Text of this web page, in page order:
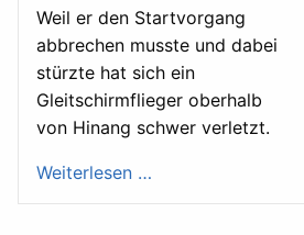
Weil er den Startvorgang
abbrechen musste und dabei
stürzte hat sich ein
Gleitschirmflieger oberhalb
von Hinang schwer verletzt.
Weiterlesen …